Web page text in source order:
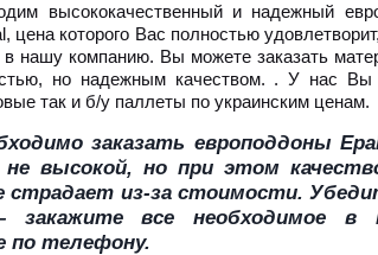
высококачественный и надежный
цена которого Вас полностью
в нашу компанию. Вы можете заказать
но надежным качеством. . У нас Вы
так и б/у паллеты по украинским ценам.
заказать европоддоны
высокой, но при этом
страдает из-за стоимости.
все необходимое в
по телефону.